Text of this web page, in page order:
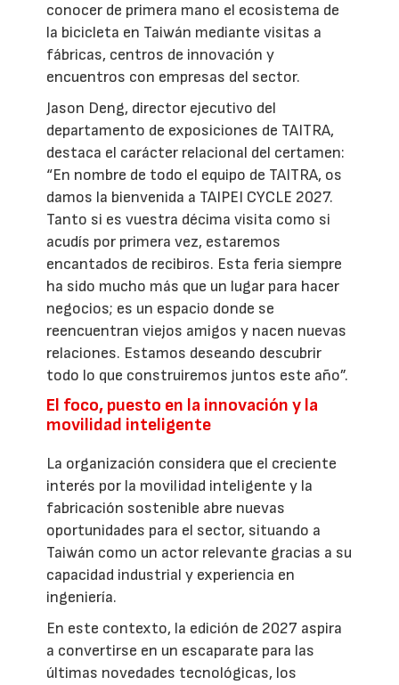
conocer de primera mano el ecosistema de
la bicicleta en Taiwán mediante visitas a
fábricas, centros de innovación y
encuentros con empresas del sector.
Jason Deng, director ejecutivo del
departamento de exposiciones de TAITRA,
destaca el carácter relacional del certamen:
“En nombre de todo el equipo de TAITRA, os
damos la bienvenida a TAIPEI CYCLE 2027.
Tanto si es vuestra décima visita como si
acudís por primera vez, estaremos
encantados de recibiros. Esta feria siempre
ha sido mucho más que un lugar para hacer
negocios; es un espacio donde se
reencuentran viejos amigos y nacen nuevas
relaciones. Estamos deseando descubrir
todo lo que construiremos juntos este año”.
El foco, puesto en la innovación y la
movilidad inteligente
La organización considera que el creciente
interés por la movilidad inteligente y la
fabricación sostenible abre nuevas
oportunidades para el sector, situando a
Taiwán como un actor relevante gracias a su
capacidad industrial y experiencia en
ingeniería.
En este contexto, la edición de 2027 aspira
a convertirse en un escaparate para las
últimas novedades tecnológicas, los